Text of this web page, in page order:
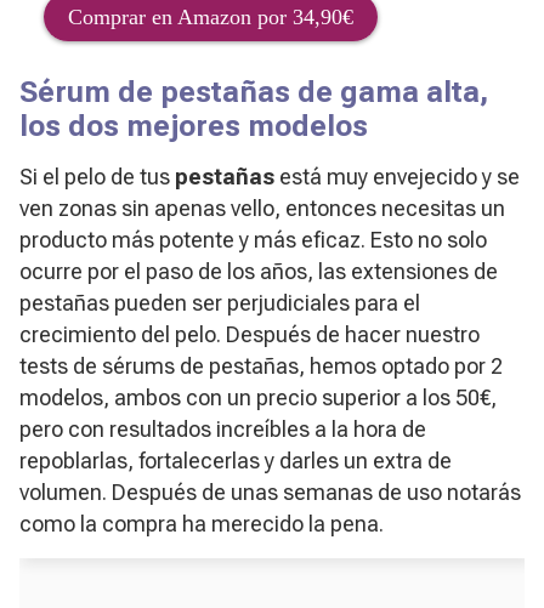
Comprar en Amazon por 34,90€
Sérum de pestañas de gama alta,
los dos mejores modelos
Si el pelo de tus pestañas está muy envejecido y se
ven zonas sin apenas vello, entonces necesitas un
producto más potente y más eficaz. Esto no solo
ocurre por el paso de los años, las extensiones de
pestañas pueden ser perjudiciales para el
crecimiento del pelo. Después de hacer nuestro
tests de sérums de pestañas, hemos optado por 2
modelos, ambos con un precio superior a los 50€,
pero con resultados increíbles a la hora de
repoblarlas, fortalecerlas y darles un extra de
volumen. Después de unas semanas de uso notarás
como la compra ha merecido la pena.